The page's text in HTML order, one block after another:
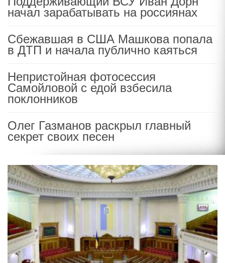
начал зарабатывать на россиянах
Сбежавшая в США Машкова попала
в ДТП и начала публично каяться
Непристойная фотосессия
Самойловой с едой взбесила
поклонников
Олег Газманов раскрыл главный
секрет своих песен